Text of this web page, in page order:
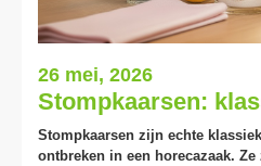
26 mei, 2026
Stompkaarsen:
Stompkaarsen zijn echte
ontbreken in een horecazaak.